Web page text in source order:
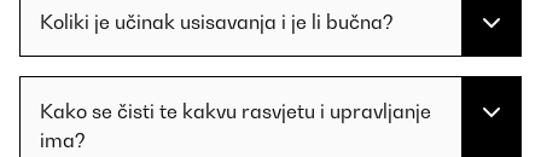
Koliki je učinak usisavanja i je li bučna?
Kako se čisti te kakvu rasvjetu i upravljanje
ima?